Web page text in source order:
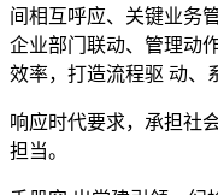
间相互呼应、关键业务
企业部门联动、管理动
效率，打造流程驱 动、
响应时代要求，承担社
担当。